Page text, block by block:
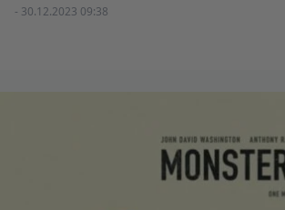
- 30.12.2023 09:38